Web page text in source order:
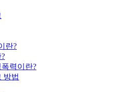
란?
력이란?
방법